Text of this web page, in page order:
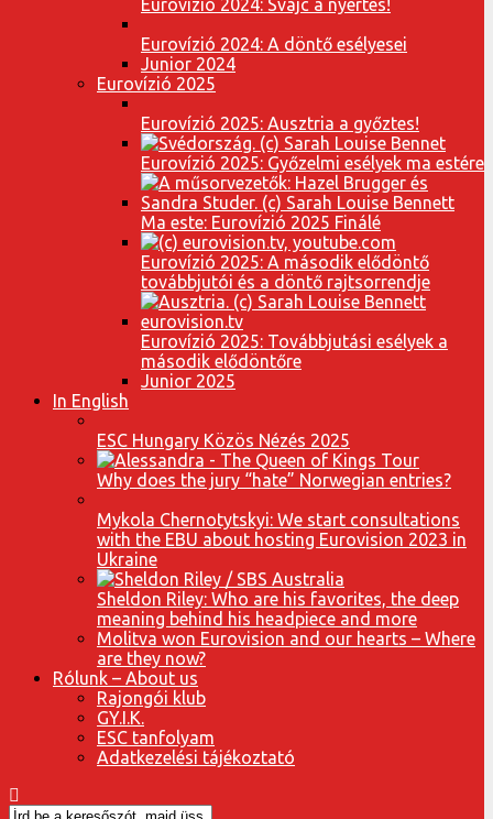
Eurovízió 2024: Svájc a nyertes!
Eurovízió 2024: A döntő esélyesei
Junior 2024
Eurovízió 2025
Eurovízió 2025: Ausztria a győztes!
Eurovízió 2025: Győzelmi esélyek ma estére
Ma este: Eurovízió 2025 Finálé
Eurovízió 2025: A második elődöntő
továbbjutói és a döntő rajtsorrendje
Eurovízió 2025: Továbbjutási esélyek a
második elődöntőre
Junior 2025
In English
ESC Hungary Közös Nézés 2025
Why does the jury “hate” Norwegian entries?
Mykola Chernotytskyi: We start consultations
with the EBU about hosting Eurovision 2023 in
Ukraine
Sheldon Riley: Who are his favorites, the deep
meaning behind his headpiece and more
Molitva won Eurovision and our hearts – Where
are they now?
Rólunk – About us
Rajongói klub
GY.I.K.
ESC tanfolyam
Adatkezelési tájékoztató